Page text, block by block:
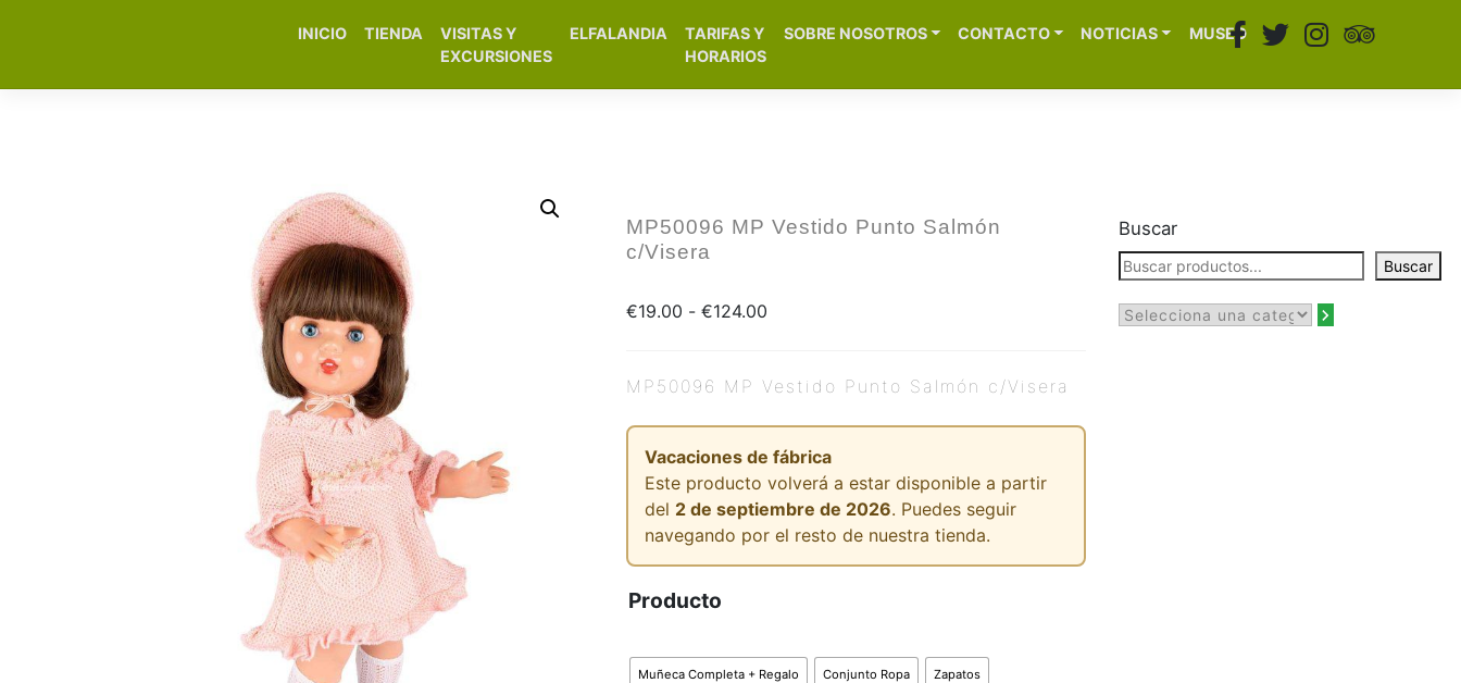
Elfa Experience – Onil – Alicante
INICIO TIENDA
VISITAS Y
EXCURSIONES
ELFALANDIA
TARIFAS Y
HORARIOS
SOBRE NOSOTROS CONTACTO NOTICIAS MUSEO
MP50096 MP Vestido Punto Salmón
c/Visera
€19.00 - €124.00
MP50096 MP Vestido Punto Salmón c/Visera
Vacaciones de fábrica
Este producto volverá a estar disponible a partir
del 2 de septiembre de 2026. Puedes seguir
navegando por el resto de nuestra tienda.
Producto
Muñeca Completa + Regalo Conjunto Ropa Zapatos
Buscar
Buscar